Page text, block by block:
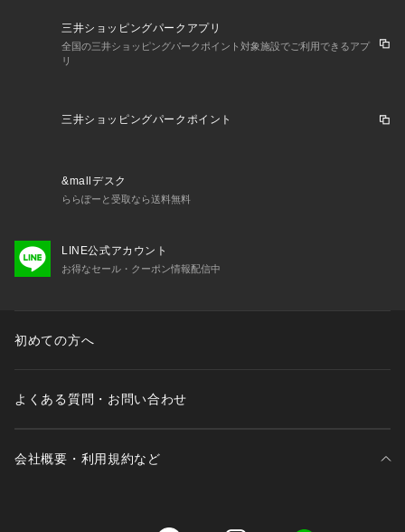
三井ショッピングパークアプリ
全国の三井ショッピングパークポイント対象施設でご利用できるアプ
リ
三井ショッピングパークポイント
&mallデスク
ららぽーと受取なら送料無料
LINE公式アカウント
お得なセール・クーポン情報配信中
初めての方へ
よくある質問・お問い合わせ
会社概要・利用規約など